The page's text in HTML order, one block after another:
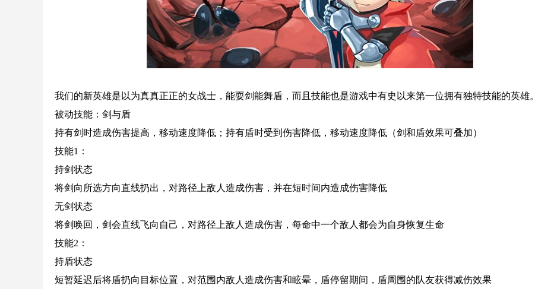
我们的新英雄是以为真真正正的女战士，能耍剑能舞盾，而且技能也是游戏中有史以来第一位拥有独特技能的英雄。
被动技能：剑与盾
持有剑时造成伤害提高，移动速度降低；持有盾时受到伤害降低，移动速度降低（剑和盾效果可叠加）
技能1：
持剑状态
将剑向所选方向直线扔出，对路径上敌人造成伤害，并在短时间内造成伤害降低
无剑状态
将剑唤回，剑会直线飞向自己，对路径上敌人造成伤害，每命中一个敌人都会为自身恢复生命
技能2：
持盾状态
短暂延迟后将盾扔向目标位置，对范围内敌人造成伤害和眩晕，盾停留期间，盾周围的队友获得减伤效果